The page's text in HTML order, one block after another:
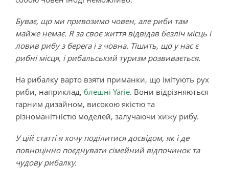
Буває, що ми привозимо човен, але риби там
майже немає. Я за своє життя відвідав безліч місць і
ловив рибу з берега і з човна. Тішить, що у нас є
рибні місця, і рибальський туризм розвивається.
На рибалку варто взяти приманки, що імітують рух
риби, наприклад, блешні Yarie. Вони відрізняються
гарним дизайном, високою якістю та
різноманітністю моделей, залучаючи хижу рибу.
У цій статті я хочу поділитися досвідом, як і де
повноцінно поєднувати сімейний відпочинок та
чудову рибалку.